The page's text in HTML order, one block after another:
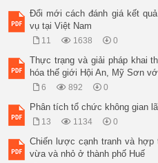
Đổi mới cách đánh giá kết
vụ tại Việt Nam
11 1638 0
Thực trạng và giải pháp khai
hóa thế giới Hội An, Mỹ Sơn
6 892 0
Phân tích tổ chức không gian
13 1134 0
Chiến lược cạnh tranh và
vừa và nhỏ ở thành phố Huế